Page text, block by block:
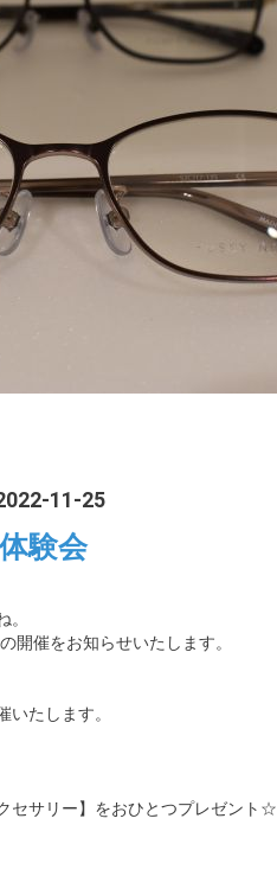
2022-11-25
験会
開催をお知らせいたします。
たします。
セサリー】をおひとつプレゼント☆